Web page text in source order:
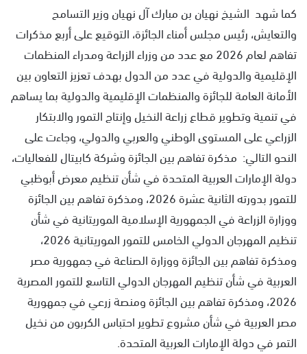
كما شهد الشيخ نهيان بن مبارك آل نهيان وزير التسامح
والتعايش، رئيس مجلس أمناء الجائزة، التوقيع على أربع مذكرات
تفاهم لعام 2026 مع عدد من وزراء الزراعة ومدراء المنظمات
الإقليمية والدولية في عدد من الدول بهدف تعزيز التعاون بين
الأمانة العامة للجائزة والمنظمات الإقليمية والدولية بما يساهم
في تنمية وتطوير قطاع زراعة النخيل وإنتاج التمور والابتكار
الزراعي على المستوى الوطني والعربي والدولي، وجاءت على
النحو التالي: مذكرة تفاهم بين الجائزة وشركة كابيتال للفعاليات،
دولة الإمارات العربية المتحدة في شأن تنظيم معرض أبوظبي
للتمور بدورته الثانية عشرة 2026، ومذكرة تفاهم بين الجائزة
ووزارة الزراعة في الجمهورية الإسلامية الموريتانية في شأن
تنظيم المهرجان الدولي الخامس للتمور الموريتانية 2026،
ومذكرة تفاهم بين الجائزة ووزارة الصناعة في جمهورية مصر
العربية في شأن تنظيم المهرجان الدولي التاسع للتمور المصرية
2026، ومذكرة تفاهم بين الجائزة ومنصة زرعي في جمهورية
مصر العربية في شأن مشروع تطوير احتباس الكربون من نخيل
التمر في دولة الإمارات العربية المتحدة.